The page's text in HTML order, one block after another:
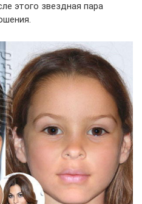
этого звездная пара